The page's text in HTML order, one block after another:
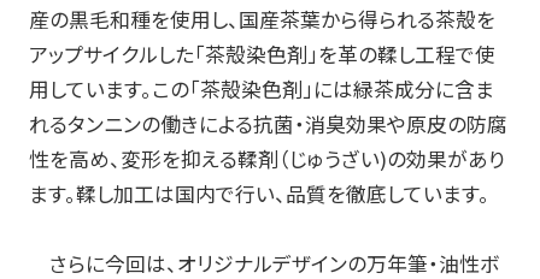
産の黒毛和種を使用し、国産茶葉から得られる茶殻を
アップサイクルした「茶殻染色剤」を革の鞣し工程で使
用しています。この「茶殻染色剤」には緑茶成分に含ま
れるタンニンの働きによる抗菌・消臭効果や原皮の防腐
性を高め、変形を抑える鞣剤（じゅうざい)の効果があり
ます。鞣し加工は国内で行い、品質を徹底しています。
さらに今回は、オリジナルデザインの万年筆・油性ボ